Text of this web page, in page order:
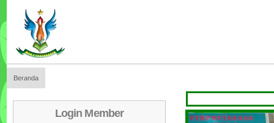
Beranda
Login Member